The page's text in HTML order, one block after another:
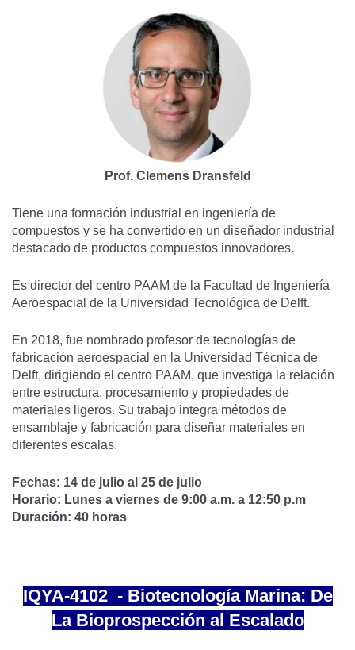
Prof. Clemens Dransfeld
Tiene una formación industrial en ingeniería de
compuestos y se ha convertido en un diseñador industrial
destacado de productos compuestos innovadores.
Es director del centro PAAM de la Facultad de Ingeniería
Aeroespacial de la Universidad Tecnológica de Delft.
En 2018, fue nombrado profesor de tecnologías de
fabricación aeroespacial en la Universidad Técnica de
Delft, dirigiendo el centro PAAM, que investiga la relación
entre estructura, procesamiento y propiedades de
materiales ligeros. Su trabajo integra métodos de
ensamblaje y fabricación para diseñar materiales en
diferentes escalas.
Fechas: 14 de julio al 25 de julio
Horario: Lunes a viernes de 9:00 a.m. a 12:50 p.m
Duración: 40 horas
IQYA-4102 - Biotecnología Marina: De
La Bioprospección al Escalado